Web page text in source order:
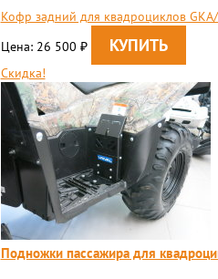
​Кофр задний для квадроциклов
Цена: 26 500 ₽
Скидка!
Подножки пассажира для